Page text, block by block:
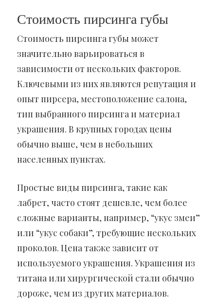
Стоимость пирсинга губы
Стоимость пирсинга губы может
значительно варьироваться в
зависимости от нескольких факторов.
Ключевыми из них являются репутация и
опыт пирсера, местоположение салона,
тип выбранного пирсинга и материал
украшения. В крупных городах цены
обычно выше, чем в небольших
населенных пунктах.
Простые виды пирсинга, такие как
лабрет, часто стоят дешевле, чем более
сложные варианты, например, “укус змеи”
или “укус собаки”, требующие нескольких
проколов. Цена также зависит от
используемого украшения. Украшения из
титана или хирургической стали обычно
дороже, чем из других материалов.